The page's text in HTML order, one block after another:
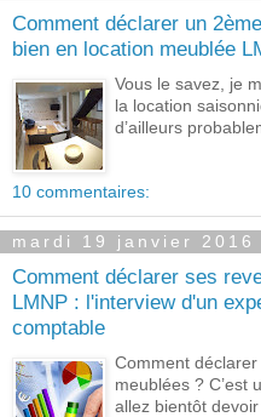
Comment déclarer un 2ème
bien en location meublée
Vous le savez, je
la location
d’ailleurs
10 commentaires:
mardi 19 janvier 2016
Comment déclarer ses
LMNP : l'interview d'un
comptable
Comment
meublées ? C’est
allez bientôt devoir